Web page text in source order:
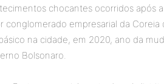
chocantes ocorridos após
empresarial da Coreia
na cidade, em 2020, ano da
Bolsonaro.